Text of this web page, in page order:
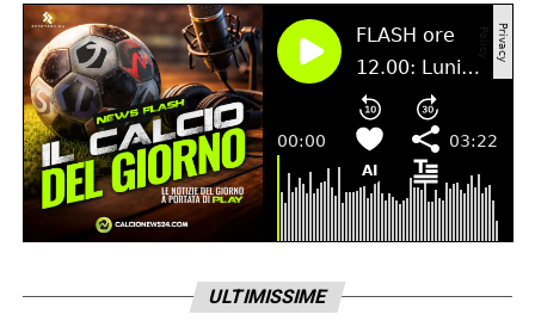
ULTIMISSIME